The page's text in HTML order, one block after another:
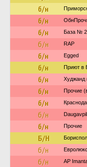
б/н
б/н
б/н База № 2
б/н RAP
б/н Egged
б/н Приют в
б/н Худжанд
б/н Прочие
б/н
б/н
б/н Прочие
Б/Н
б/н Евролюкс
б/н AP